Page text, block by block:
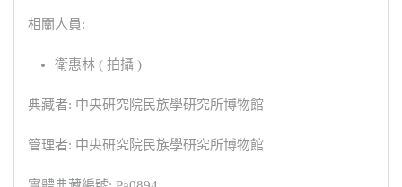
相關人員:
衛惠林 ( 拍攝 )
典藏者: 中央研究院民族學研究所博物館
管理者: 中央研究院民族學研究所博物館